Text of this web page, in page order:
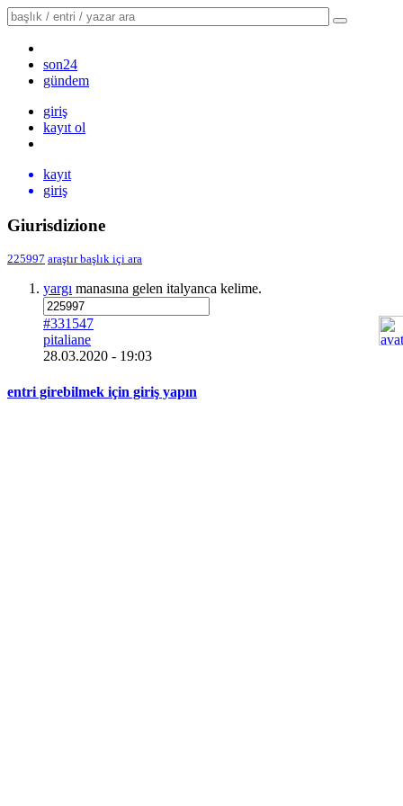
son24
gündem
giriş
kayıt ol
kayıt
giriş
Giurisdizione
225997 araştırbaşlık içi ara
yargı manasına gelen italyanca kelime.
#331547
pitaliane
28.03.2020 - 19:03
entri girebilmek için giriş yapın